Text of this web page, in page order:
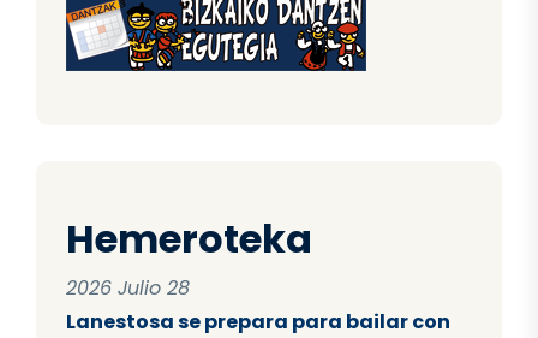
Hemeroteka
2026 Julio 28
Lanestosa se prepara para bailar con